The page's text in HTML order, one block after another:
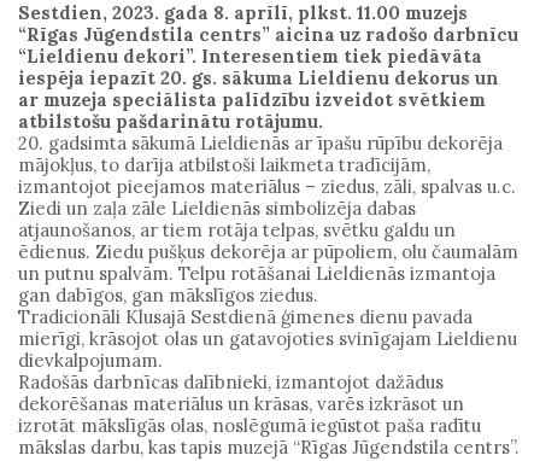
Sestdien, 2023. gada 8. aprīlī, plkst. 11.00 muzejs
“Rīgas Jūgendstila centrs” aicina uz radošo darbnīcu
“Lieldienu dekori”. Interesentiem tiek piedāvāta
iespēja iepazīt 20. gs. sākuma Lieldienu dekorus un
ar muzeja speciālista palīdzību izveidot svētkiem
atbilstošu pašdarinātu rotājumu.
20. gadsimta sākumā Lieldienās ar īpašu rūpību dekorēja
mājokļus, to darīja atbilstoši laikmeta tradīcijām,
izmantojot pieejamos materiālus – ziedus, zāli, spalvas u.c.
Ziedi un zaļa zāle Lieldienās simbolizēja dabas
atjaunošanos, ar tiem rotāja telpas, svētku galdu un
ēdienus. Ziedu pušķus dekorēja ar pūpoliem, olu čaumalām
un putnu spalvām. Telpu rotāšanai Lieldienās izmantoja
gan dabīgos, gan mākslīgos ziedus.
Tradicionāli Klusajā Sestdienā ģimenes dienu pavada
mierīgi, krāsojot olas un gatavojoties svinīgajam Lieldienu
dievkalpojumam.
Radošās darbnīcas dalībnieki, izmantojot dažādus
dekorēšanas materiālus un krāsas, varēs izkrāsot un
izrotāt mākslīgās olas, noslēgumā iegūstot paša radītu
mākslas darbu, kas tapis muzejā “Rīgas Jūgendstila centrs”.